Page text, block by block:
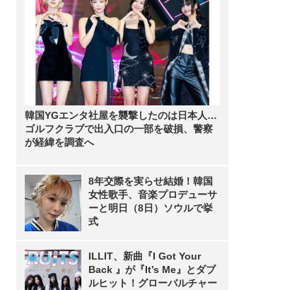
韓国YGエンタ社屋を襲撃したのは日本人…
ゴルフクラブで出入口の一部を破損、警察
が経緯を調査へ
8年交際を実らせ結婚！韓国
女性歌手、音楽プロデューサ
ーと明日（8日）ソウルで挙
式
ILLIT、新曲『I Got Your
Back 』が『It’s Me』とダブ
ルヒット！グローバルチャー